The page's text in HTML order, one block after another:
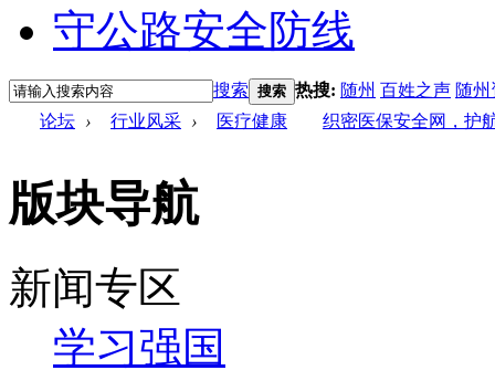
搜索 搜索 热搜: 随州 百姓之声 随
论坛 › 行业风采 › 医疗健康 织密医保安全网，护
版块导航
新闻专区
学习强国